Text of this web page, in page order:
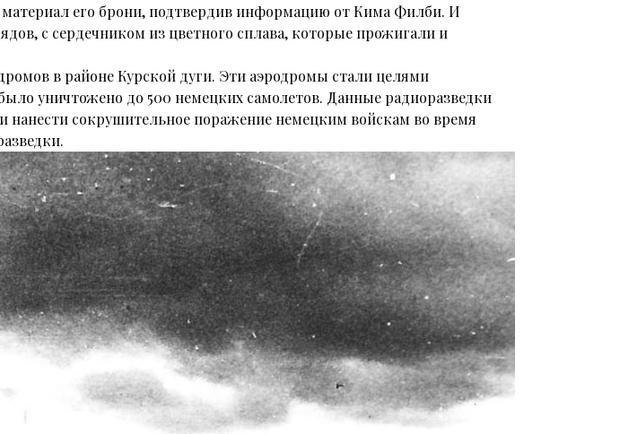
материал его брони, подтвердив информацию от Кима Филби. И
с сердечником из цветного сплава, которые прожигали и
в районе Курской дуги. Эти аэродромы стали целями
уничтожено до 500 немецких самолетов. Данные радиоразведки
сокрушительное поражение немецким войскам во время